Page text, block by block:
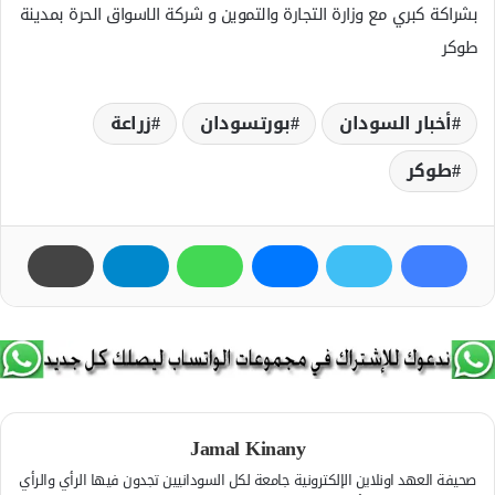
بشراكة كبري مع وزارة التجارة والتموين و شركة الاسواق الحرة بمدينة
طوكر
أخبار السودان بورتسودان
زراعة
طوكر
Jamal Kinany
صحيفة العهد اونلاين الإلكترونية جامعة لكل السودانيين تجدون فيها الرأي والرأي